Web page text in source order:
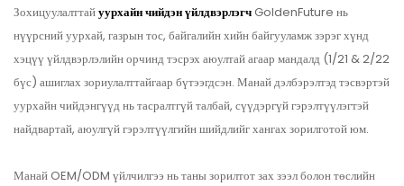
Зохицуулалттайуурхайн чийдэн үйлдвэрлэгчGoldenFuture нь
нүүрсний уурхай, газрын тос, байгалийн хийн байгууламж зэрэг хүнд
хэцүү үйлдвэрлэлийн орчинд тэсрэх аюултай агаар мандалд (1/21 & 2/22
бүс) ашиглах зориулалттайгаар бүтээгдсэн. Манай дэлбэрэлтэд тэсвэртэй
уурхайн чийдэнгүүд нь тасралтгүй талбай, сүүдэргүй гэрэлтүүлэгтэй
найдвартай, аюулгүй гэрэлтүүлгийн шийдлийг хангах зорилготой юм.
Манай OEM/ODM үйлчилгээ нь таны зорилтот зах зээл болон төслийн